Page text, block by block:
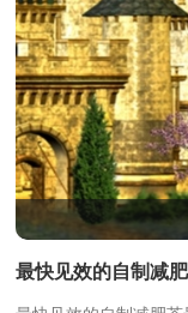
最快见效的自制减